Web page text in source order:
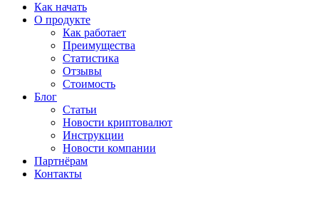
Как начать
О продукте
Как работает
Преимущества
Статистика
Отзывы
Стоимость
Блог
Статьи
Новости криптовалют
Инструкции
Новости компании
Партнёрам
Контакты